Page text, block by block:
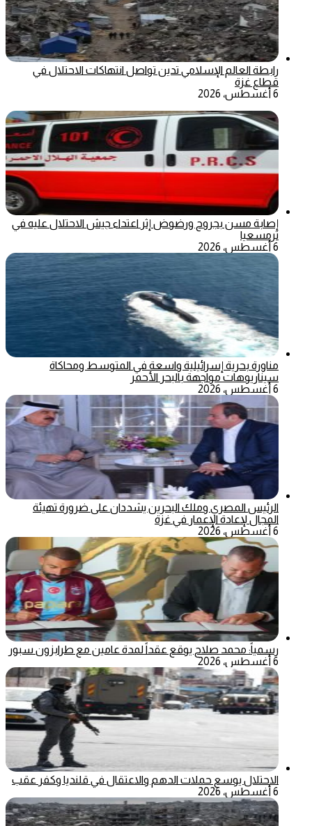
رابطة العالم الإسلامي تدين تواصل انتهاكات الاحتلال في
قطاع غزة
6 أغسطس، 2026
إصابة مسن بجروح ورضوض إثر اعتداء جيش الاحتلال عليه في
ترمسعيا
6 أغسطس، 2026
مناورة بحرية إسرائيلية واسعة في المتوسط ومحاكاة
سيناريوهات مواجهة بالبحر الأحمر
6 أغسطس، 2026
الرئيس المصري وملك البحرين يشددان على ضرورة تهيئة
المجال لإعادة الإعمار في غزة
6 أغسطس، 2026
رسمياً: محمد صلاح يوقع عقداً لمدة عامين مع طرابزون سبور
6 أغسطس، 2026
الاحتلال يوسع حملات الدهم والاعتقال في قلنديا وكفر عقب
6 أغسطس، 2026